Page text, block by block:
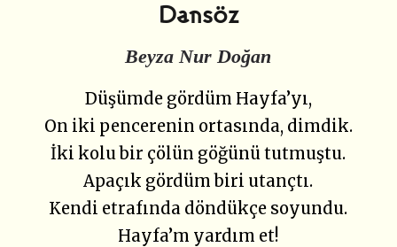
Dansöz
Beyza Nur Doğan
Düşümde gördüm Hayfa’yı,
On iki pencerenin ortasında, dimdik.
İki kolu bir çölün göğünü tutmuştu.
Apaçık gördüm biri utançtı.
Kendi etrafında döndükçe soyundu.
Hayfa’m yardım et!